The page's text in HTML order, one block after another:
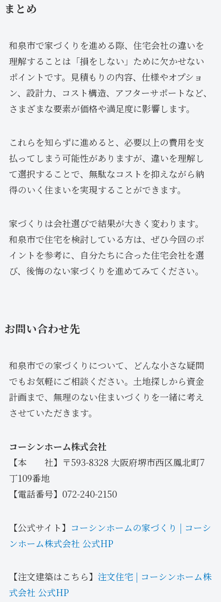
まとめ
和泉市で家づくりを進める際、住宅会社の違いを
理解することは「損をしない」ために欠かせない
ポイントです。見積もりの内容、仕様やオプショ
ン、設計力、コスト構造、アフターサポートなど、
さまざまな要素が価格や満足度に影響します。
これらを知らずに進めると、必要以上の費用を支
払ってしまう可能性がありますが、違いを理解し
て選択することで、無駄なコストを抑えながら納
得のいく住まいを実現することができます。
家づくりは会社選びで結果が大きく変わります。
和泉市で住宅を検討している方は、ぜひ今回のポ
イントを参考に、自分たちに合った住宅会社を選
び、後悔のない家づくりを進めてみてください。
お問い合わせ先
和泉市での家づくりについて、どんな小さな疑問
でもお気軽にご相談ください。土地探しから資金
計画まで、無理のない住まいづくりを一緒に考え
させていただきます。
コーシンホーム株式会社
【本 社】〒593-8328 大阪府堺市西区鳳北町7
丁109番地
【電話番号】072-240-2150
【公式サイト】 コーシンホームの家づくり | コーシ
ンホーム株式会社 公式HP
【注文建築はこちら】 注文住宅 | コーシンホーム株
式会社 公式HP